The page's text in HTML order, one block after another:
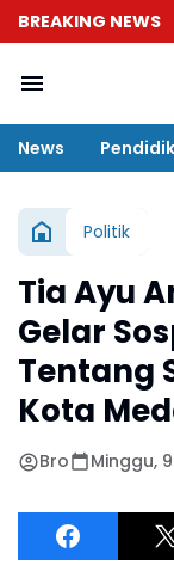
BREAKING NEWS
News
Politik
Tia Ayu
Gelar
Tentang
Kota
Bro Minggu,